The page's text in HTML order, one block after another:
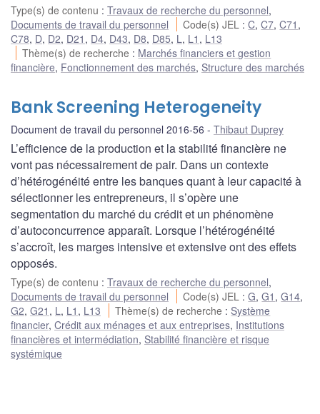
Type(s) de contenu : Travaux de recherche du personnel,
Documents de travail du personnel
Code(s) JEL :C,C7,C71 ,
C78, D, D2, D21 , D4, D43, D8, D85, L , L1 , L13
Thème(s) de recherche : Marchés financiers et gestion
financière, Fonctionnement des marchés, Structure des marchés
Bank Screening Heterogeneity
Document de travail du personnel 2016-56 Thibaut Duprey
L’efficience de la production et la stabilité financière ne
vont pas nécessairement de pair. Dans un contexte
d’hétérogénéité entre les banques quant à leur capacité à
sélectionner les entrepreneurs, il s’opère une
segmentation du marché du crédit et un phénomène
d’autoconcurrence apparaît. Lorsque l’hétérogénéité
s’accroît, les marges intensive et extensive ont des effets
opposés.
Type(s) de contenu : Travaux de recherche du personnel,
Documents de travail du personnel
Code(s) JEL :G,G1 ,G14,
G2, G21 , L , L1 , L13 Thème(s) de recherche : Système
financier, Crédit aux ménages et aux entreprises, Institutions
financières et intermédiation, Stabilité financière et risque
systémique